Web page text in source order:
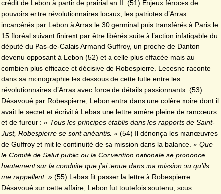
crédit de Lebon à partir de prairial an II. (51) Enjeux féroces de
pouvoirs entre révolutionnaires locaux, les patriotes d’Arras
incarcérés par Lebon à Arras le 30 germinal puis transférés à Paris le
15 floréal suivant finirent par être libérés suite à l’action infatigable du
député du Pas-de-Calais Armand Guffroy, un proche de Danton
devenu opposant à Lebon (52) et à celle plus effacée mais au
combien plus efficace et décisive de Robespierre. Lecesne raconte
dans sa monographie les dessous de cette lutte entre les
révolutionnaires d’Arras avec force de détails passionnants. (53)
Désavoué par Robespierre, Lebon entra dans une colère noire dont il
avait le secret et écrivit à Lebas une lettre amère pleine de rancœurs
et de fureur : « Tous les principes établis dans les rapports de Saint-
Just, Robespierre se sont anéantis. » (54) Il dénonça les manœuvres
de Guffroy et mit le continuité de sa mission dans la balance. « Que
le Comité de Salut public ou la Convention nationale se prononce
hautement sur la conduite que j’ai tenue dans ma mission ou qu’ils
me rappellent. » (55) Lebas fit passer la lettre à Robespierre.
Désavoué sur cette affaire, Lebon fut toutefois soutenu, sous